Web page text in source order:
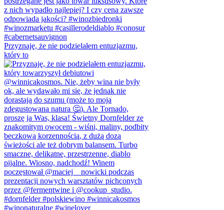
Przyznaję, że nie podzielałem entuzjazmu,
który to